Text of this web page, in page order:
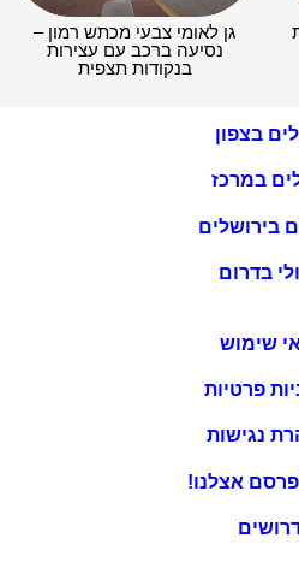
גן לאומי צבעי מכתש רמון –
נסיעה ברכב עם עצירות
בנקודות תצפית
בצפון
במרכז
בירושלים
בדרום
שימוש
פרטיות
נגישות
אצלנו!